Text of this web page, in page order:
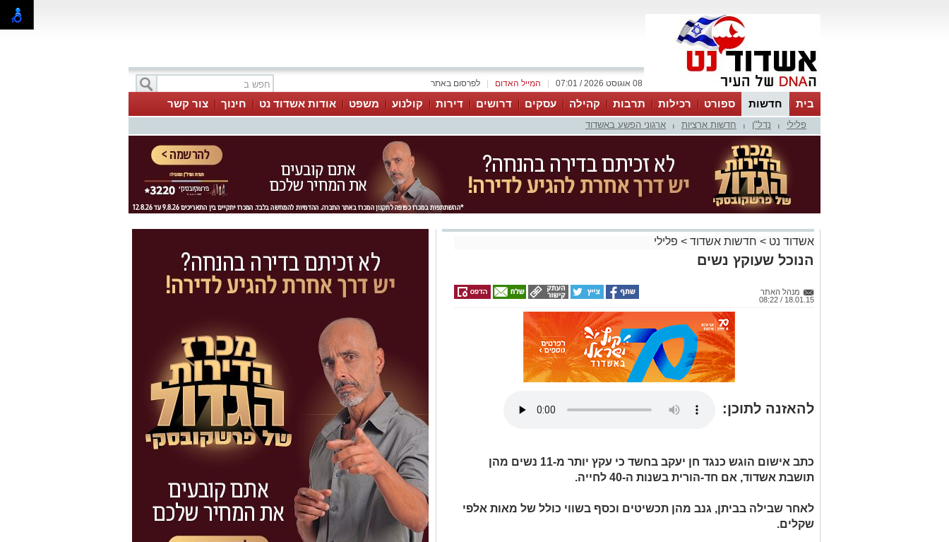
לפרסום באתר המייל האדום 08 אוגוסט 2026 / 07:01
בית חדשות ספורט רכילות תרבות קהילה עסקים דרושים דירות קולנוע משפט אודות אשדוד נט חינוך צור קשר
פלילי נדל"ן חדשות ארציות ארגוני הפשע באשדוד
אשדוד נט > חדשות אשדוד > פלילי
הנוכל שעוקץ נשים
מנהל האתר
18.01.15 / 08:22
להאזנה לתוכן:
כתב אישום הוגש כנגד חן יעקב בחשד כי עקץ יותר מ-11 נשים מהן
תושבת אשדוד, אם חד-הורית בשנות ה-40 לחייה.
לאחר שבילה בביתן, גנב מהן תכשיטים וכסף בשווי כולל של מאות אלפי
שקלים.